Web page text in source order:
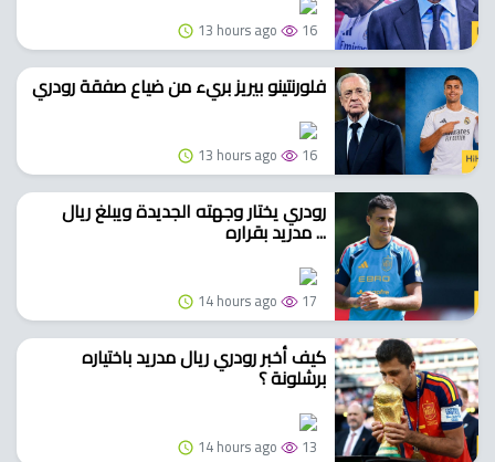
13 hours ago 16
فلورنتينو بيريز بريء من ضياع صفقة رودري
13 hours ago 16
رودري يختار وجهته الجديدة ويبلغ ريال
مدريد بقراره ...
14 hours ago 17
كيف أخبر رودري ريال مدريد باختياره
برشلونة ؟
14 hours ago 13